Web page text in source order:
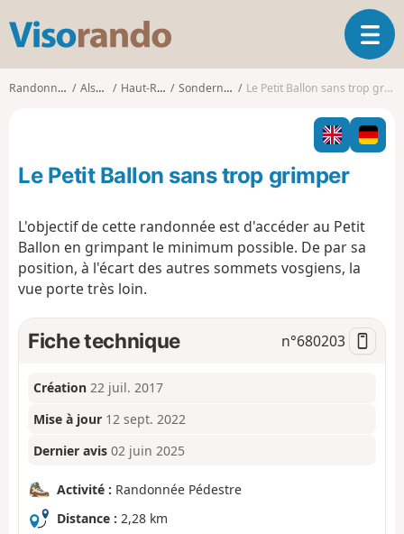
s
o
o
O
u
r
i
r
l
i
o
Randonnées Alsace Haut-Rhin Sondernach Le Petit Ballon sans trop grimper
Le Petit Ballon sans trop grimper
L'objectif de cette randonnée est d'accéder au Petit
Ballon en grimpant le minimum possible. De par sa
position, à l'écart des autres sommets vosgiens, la
vue porte très loin.
Fiche technique n°680203
Création 22 juil. 2017
Mise à jour 12 sept. 2022
Dernier avis 02 juin 2025
Activité : Randonnée Pédestre
Distance : 2,28 km